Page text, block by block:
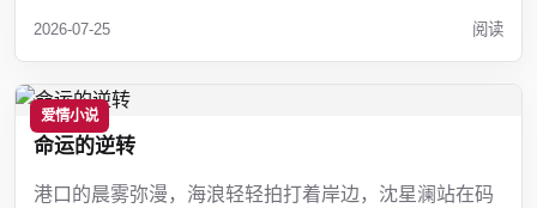
2026-07-25 阅读
爱情小说
命运的逆转
港口的晨雾弥漫，海浪轻轻拍打着岸边，沈星澜站在码